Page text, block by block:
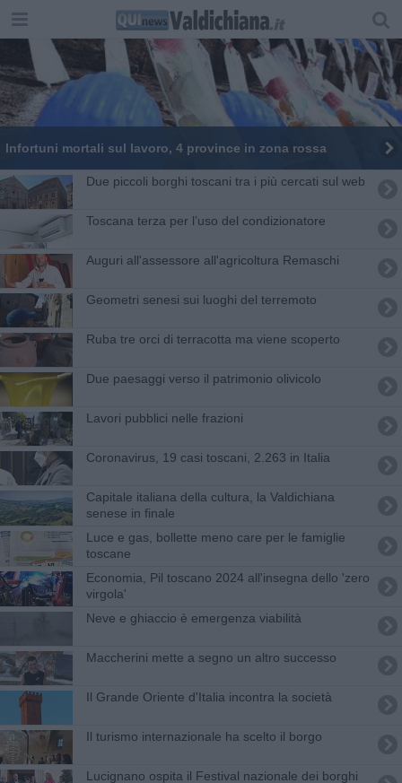
Infortuni mortali sul lavoro, 4 province in zona rossa
Due piccoli borghi toscani tra i più cercati sul web
Toscana terza per l’uso del condizionatore
Auguri all'assessore all'agricoltura Remaschi
Geometri senesi sui luoghi del terremoto
Ruba tre orci di terracotta ma viene scoperto
Due paesaggi verso il patrimonio olivicolo
Lavori pubblici nelle frazioni
Coronavirus, 19 casi toscani, 2.263 in Italia
Capitale italiana della cultura, la Valdichiana
senese in finale
Luce e gas, bollette meno care per le famiglie
toscane
Economia, Pil toscano 2024 all'insegna dello 'zero
virgola'
Neve e ghiaccio è emergenza viabilità
Maccherini mette a segno un altro successo
Il Grande Oriente d'Italia incontra la società
Il turismo internazionale ha scelto il borgo
Lucignano ospita il Festival nazionale dei borghi